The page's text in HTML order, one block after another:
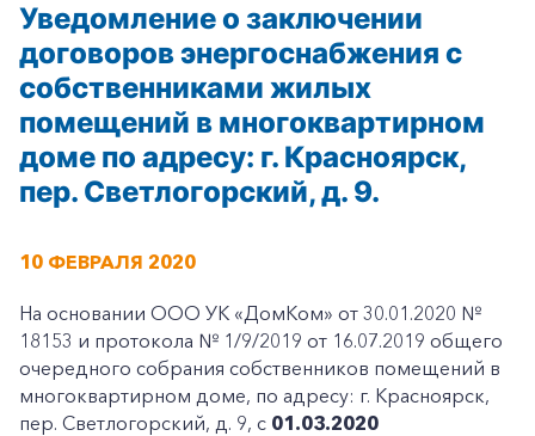
Уведомление о заключении
договоров энергоснабжения с
собственниками жилых
помещений в многоквартирном
доме по адресу: г. Красноярск,
пер. Светлогорский, д. 9.
10 ФЕВРАЛЯ 2020
На основании ООО УК «ДомКом» от 30.01.2020 №
18153 и протокола № 1/9/2019 от 16.07.2019 общего
очередного собрания собственников помещений в
многоквартирном доме, по адресу: г. Красноярск,
пер. Светлогорский, д. 9, с 01.03.2020